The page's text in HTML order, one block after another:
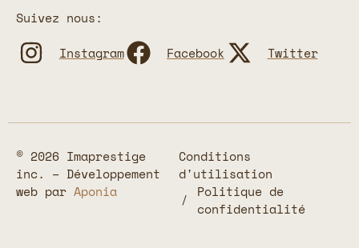
Suivez nous:
Instagram
Facebook Twitter
© 2026 Imaprestige
inc. – Développement
web par Aponia
Conditions
d'utilisation
Politique de
confidentialité